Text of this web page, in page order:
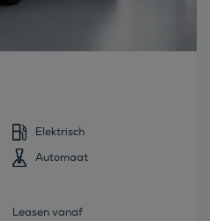
Elektrisch
Automaat
Leasen vanaf